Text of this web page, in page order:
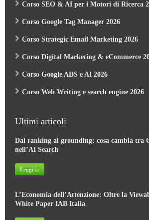
Corso SEO & AI per i Motori di Ricerca
Corso Google Tag Manager 2026
Corso Strategic Email Marketing 2026
Corso Digital Marketing & eCommerce
Corso Google ADS e AI 2026
Corso Web Writing e search engine 2026
Ultimi articoli
Dal ranking al grounding: cosa cambia tra
nell’AI Search
Leggi ...
L’Economia dell’Attenzione: Oltre la
White Paper IAB Italia